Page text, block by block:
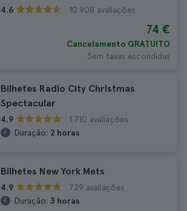
4.6 10.908 avaliações
74 €
Cancelamento GRATUITO
Sem taxas escondidas
Bilhetes Radio City Christmas
Spectacular
4.9
1.710 avaliações
Duração: 2 horas
Bilhetes New York Mets
4.9
729 avaliações
Duração: 3 horas